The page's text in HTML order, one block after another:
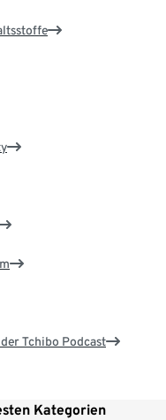
Tchibo Podcast
Kategorien